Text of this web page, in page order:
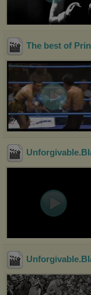
The best of